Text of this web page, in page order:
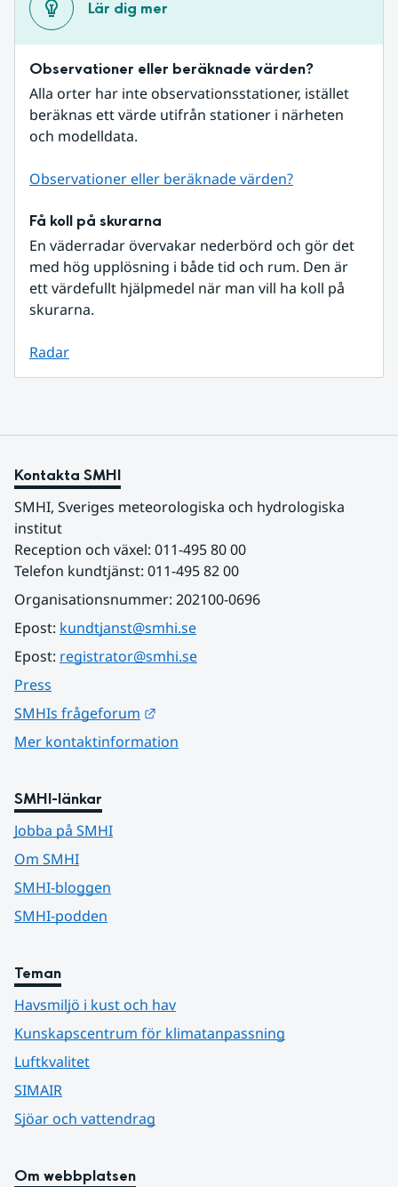
Lär dig mer
Observationer eller beräknade värden?
Alla orter har inte observationsstationer, istället
beräknas ett värde utifrån stationer i närheten
och modelldata.
Observationer eller beräknade värden?
Få koll på skurarna
En väderradar övervakar nederbörd och gör det
med hög upplösning i både tid och rum. Den är
ett värdefullt hjälpmedel när man vill ha koll på
skurarna.
Radar
Kontakta SMHI
SMHI, Sveriges meteorologiska och hydrologiska
institut
Reception och växel: 011-495 80 00
Telefon kundtjänst: 011-495 82 00
Organisationsnummer: 202100-0696
Epost: kundtjanst@smhi.se
Epost: registrator@smhi.se
Press
SMHIs frågeforum
Mer kontaktinformation
SMHI-länkar
Jobba på SMHI
Om SMHI
SMHI-bloggen
SMHI-podden
Teman
Havsmiljö i kust och hav
Kunskapscentrum för klimatanpassning
Luftkvalitet
SIMAIR
Sjöar och vattendrag
Om webbplatsen